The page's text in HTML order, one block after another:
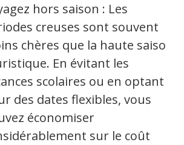
hors saison : Les
creuses sont souvent
chères que la haute saison
En évitant les
scolaires ou en optant
des dates flexibles, vous
économiser
sur le coût